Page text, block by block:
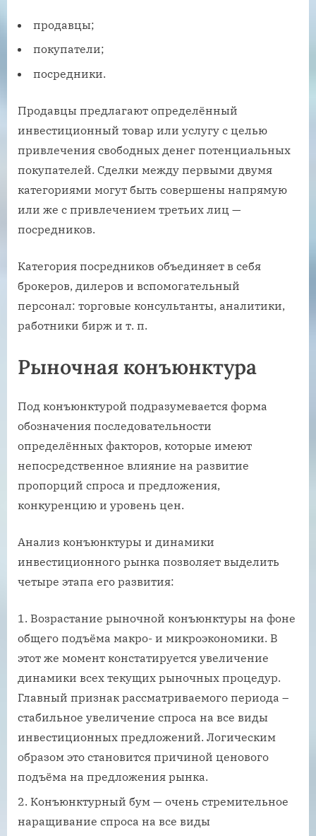
продавцы;
покупатели;
посредники.
Продавцы предлагают определённый
инвестиционный товар или услугу с целью
привлечения свободных денег потенциальных
покупателей. Сделки между первыми двумя
категориями могут быть совершены напрямую
или же с привлечением третьих лиц —
посредников.
Категория посредников объединяет в себя
брокеров, дилеров и вспомогательный
персонал: торговые консультанты, аналитики,
работники бирж и т. п.
Рыночная конъюнктура
Под конъюнктурой подразумевается форма
обозначения последовательности
определённых факторов, которые имеют
непосредственное влияние на развитие
пропорций спроса и предложения,
конкуренцию и уровень цен.
Анализ конъюнктуры и динамики
инвестиционного рынка позволяет выделить
четыре этапа его развития:
Возрастание рыночной конъюнктуры на фоне
общего подъёма макро- и микроэкономики. В
этот же момент констатируется увеличение
динамики всех текущих рыночных процедур.
Главный признак рассматриваемого периода –
стабильное увеличение спроса на все виды
инвестиционных предложений. Логическим
образом это становится причиной ценового
подъёма на предложения рынка.
Конъюнктурный бум — очень стремительное
наращивание спроса на все виды